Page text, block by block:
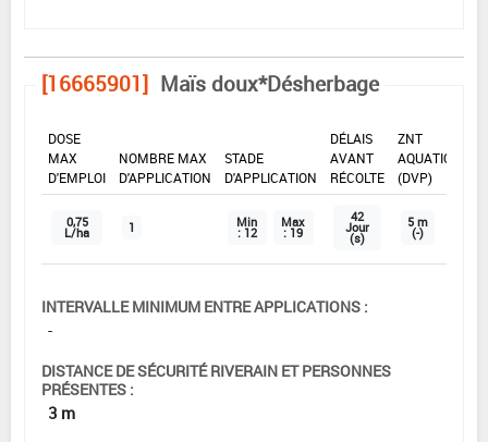
[16665901] Maïs doux*Désherbage
DOSE
MAX
D'EMPLOI
NOMBRE MAX
D'APPLICATION
STADE
D'APPLICATION
DÉLAIS
AVANT
RÉCOLTE
ZNT
AQUATIQUE
(DVP)
0,75
L/ha 1 Min
: 12
Max
: 19
42
Jour
(s)
5 m
(-)
INTERVALLE MINIMUM ENTRE APPLICATIONS :
-
DISTANCE DE SÉCURITÉ RIVERAIN ET PERSONNES
PRÉSENTES :
3 m